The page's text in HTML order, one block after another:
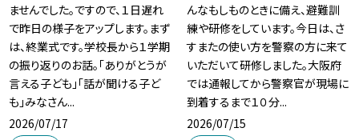
ませんでした。ですので、１日遅れ
で昨日の様子をアップします。まず
は、終業式です。学校長から１学期
の振り返りのお話。「ありがとうが
言える子ども」「話が聞ける子ど
も」みなさん...
2026/07/17
んなもしものときに備え、避難訓
練や研修をしています。今日は、さ
すまたの使い方を警察の方に来て
いただいて研修しました。大阪府
では通報してから警察官が現場に
到着するまで１０分...
2026/07/15